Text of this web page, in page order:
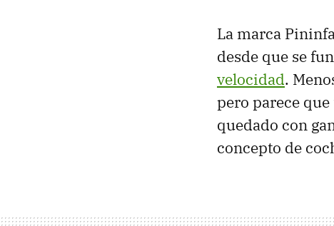
La marca
desde que se
velocidad.
pero parece
quedado con
concepto de